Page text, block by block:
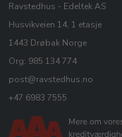
Ravstedhus - Edeltek AS
Husvikveien 14, 1 etasje
1443 Drøbak Norge
Org: 985 134 774
post@ravstedhus.no
+47 6983 7555